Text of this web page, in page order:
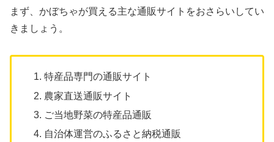
まず、かぼちゃが買える主な通販サイトをおさらいしてい
きましょう。
特産品専門の通販サイト
農家直送通販サイト
ご当地野菜の特産品通販
自治体運営のふるさと納税通販